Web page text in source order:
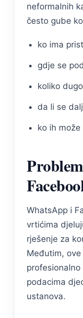
neformalnih
često gube
ko ima
gdje se
koliko
da li se
ko ih
WhatsApp i
vrtićima
rješenje za
Međutim,
podacima
ustanova.